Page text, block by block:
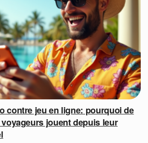
contre jeu en ligne: pourquoi de
jouent depuis leur